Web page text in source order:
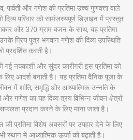
और गणेश की प्रतिमा उच्च गुणवत्ता वाले
परिवार को सामंजस्यपूर्ण डिज़ाइन में प्रस्तुत
और 370 ग्राम वजन के साथ, यह प्रतिमा
उनके प्रिय पुत्र भगवान गणेश की दिव्य उपस्थिति
प्रदर्शित करती है।
गई नक्काशी और सुंदर कारीगरी इस प्रतिमा को
आदर्श बनाती है। यह प्रतिमा दैनिक पूजा के
में शांति, समृद्धि और आध्यात्मिक उन्नति के
और गणेश का यह दिव्य त्रय विभिन्न जीवन क्षेत्रों
प्रदान करने के लिए माना जाता है।
प्रतिमा विशेष अवसरों पर उपहार देने के लिए
स्थान में आध्यात्मिक ऊर्जा को बढ़ाती है।